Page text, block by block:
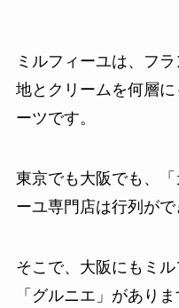
ミルフィーユは、フ
地とクリームを何層
ーツです。
東京でも大阪でも、
ーユ専門店は行列がで
そこで、大阪にもミ
「グルニエ」がありま